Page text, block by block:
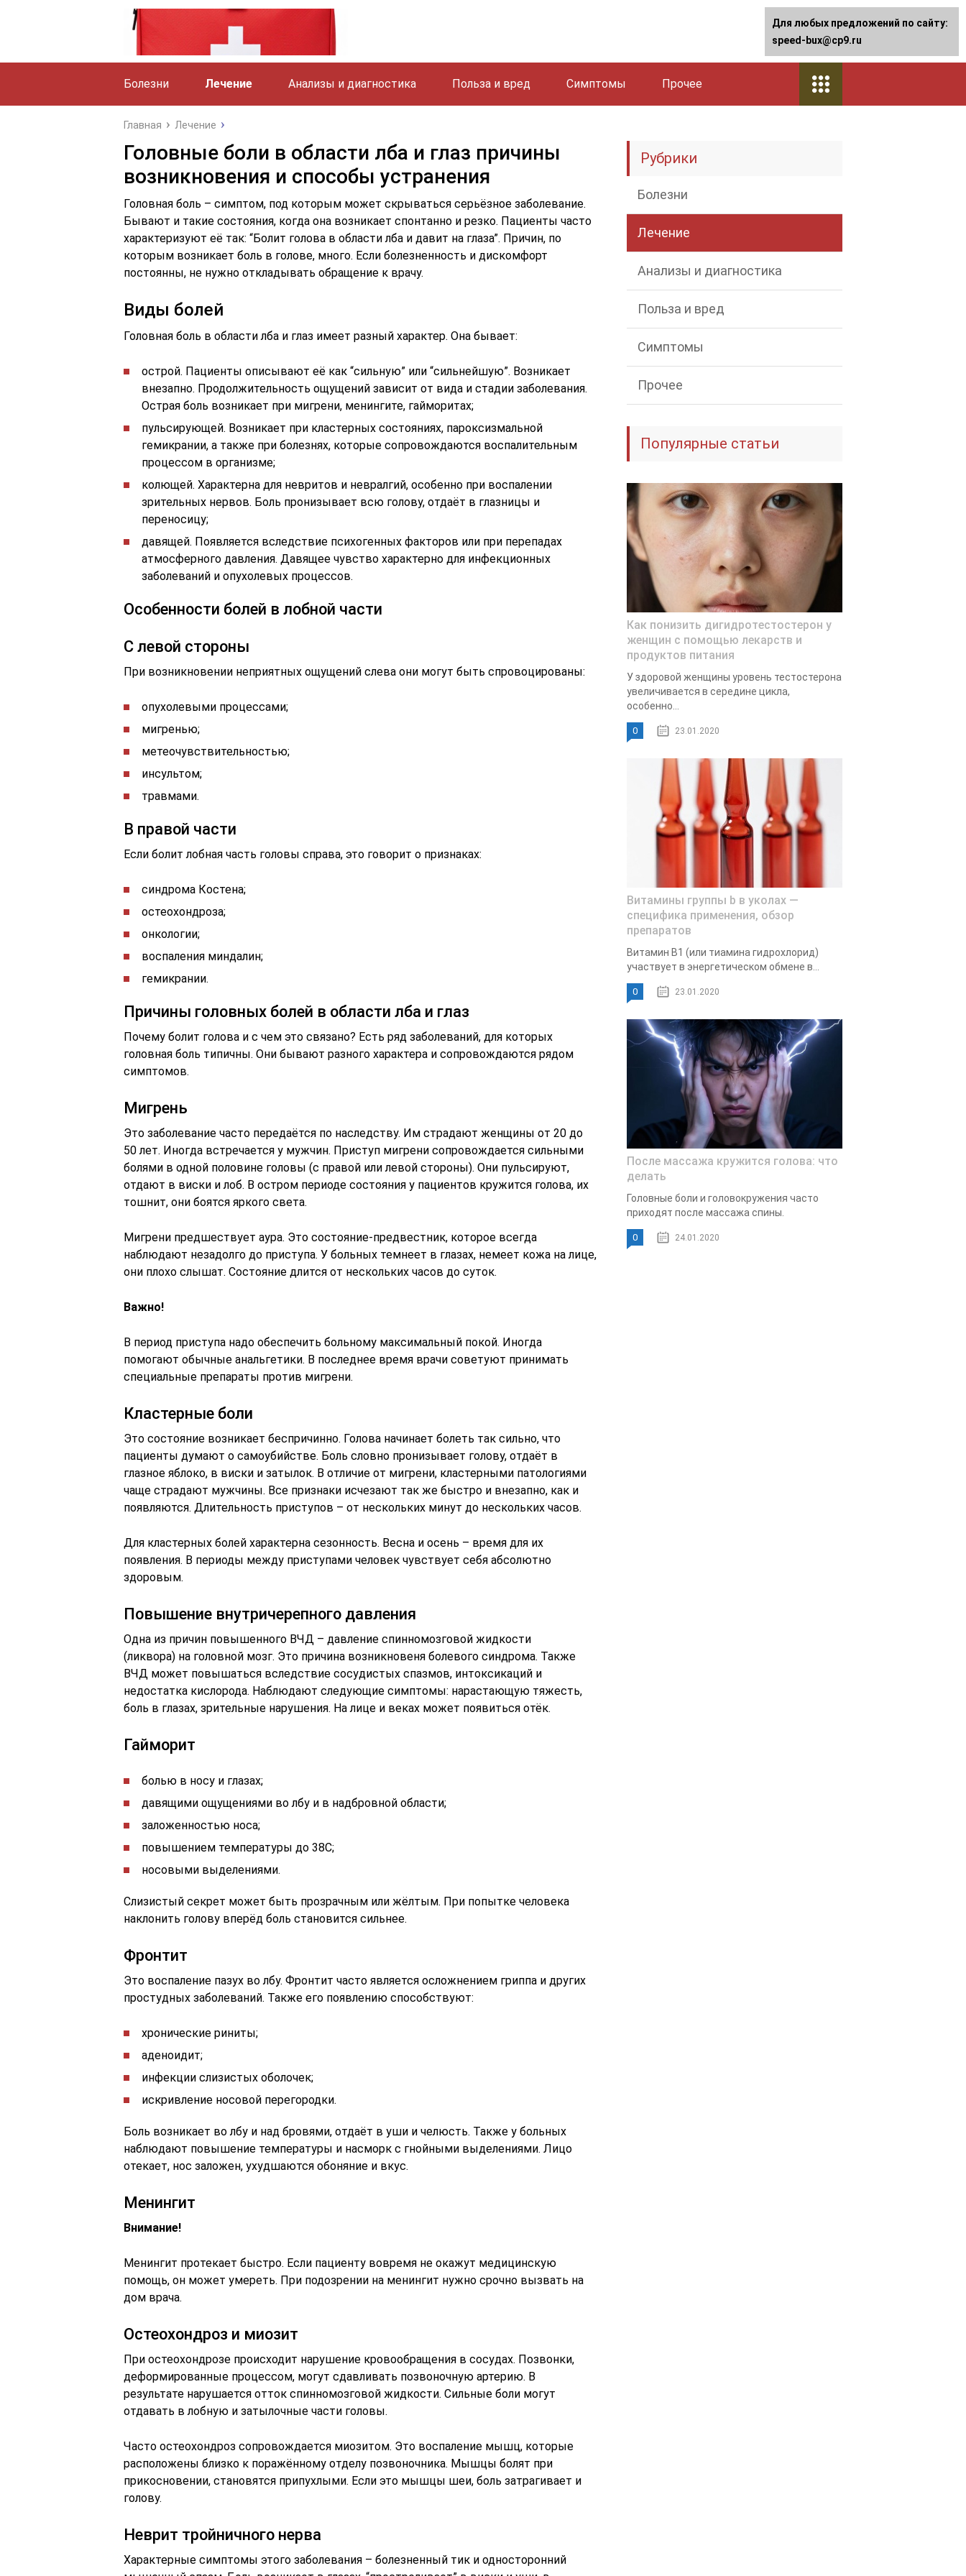
Болезни Лечение Анализы и диагностика Польза и вред Симптомы Прочее
Главная Лечение
Головные боли в области лба и глаз причины
возникновения и способы устранения
Головная боль – симптом, под которым может скрываться серьёзное заболевание.
Бывают и такие состояния, когда она возникает спонтанно и резко. Пациенты часто
характеризуют её так: “Болит голова в области лба и давит на глаза”. Причин, по
которым возникает боль в голове, много. Если болезненность и дискомфорт
постоянны, не нужно откладывать обращение к врачу.
Виды болей
Головная боль в области лба и глаз имеет разный характер. Она бывает:
острой. Пациенты описывают её как “сильную” или “сильнейшую”. Возникает
внезапно. Продолжительность ощущений зависит от вида и стадии заболевания.
Острая боль возникает при мигрени, менингите, гайморитах;
пульсирующей. Возникает при кластерных состояниях, пароксизмальной
гемикрании, а также при болезнях, которые сопровождаются воспалительным
процессом в организме;
колющей. Характерна для невритов и невралгий, особенно при воспалении
зрительных нервов. Боль пронизывает всю голову, отдаёт в глазницы и
переносицу;
давящей. Появляется вследствие психогенных факторов или при перепадах
атмосферного давления. Давящее чувство характерно для инфекционных
заболеваний и опухолевых процессов.
Особенности болей в лобной части
С левой стороны
При возникновении неприятных ощущений слева они могут быть спровоцированы:
опухолевыми процессами;
мигренью;
метеочувствительностью;
инсультом;
травмами.
В правой части
Если болит лобная часть головы справа, это говорит о признаках:
синдрома Костена;
остеохондроза;
онкологии;
воспаления миндалин;
гемикрании.
Причины головных болей в области лба и глаз
Почему болит голова и с чем это связано? Есть ряд заболеваний, для которых
головная боль типичны. Они бывают разного характера и сопровождаются рядом
симптомов.
Мигрень
Это заболевание часто передаётся по наследству. Им страдают женщины от 20 до
50 лет. Иногда встречается у мужчин. Приступ мигрени сопровождается сильными
болями в одной половине головы (с правой или левой стороны). Они пульсируют,
отдают в виски и лоб. В остром периоде состояния у пациентов кружится голова, их
тошнит, они боятся яркого света.
Мигрени предшествует аура. Это состояние-предвестник, которое всегда
наблюдают незадолго до приступа. У больных темнеет в глазах, немеет кожа на лице,
они плохо слышат. Состояние длится от нескольких часов до суток.
Важно!
В период приступа надо обеспечить больному максимальный покой. Иногда
помогают обычные анальгетики. В последнее время врачи советуют принимать
специальные препараты против мигрени.
Кластерные боли
Это состояние возникает беспричинно. Голова начинает болеть так сильно, что
пациенты думают о самоубийстве. Боль словно пронизывает голову, отдаёт в
глазное яблоко, в виски и затылок. В отличие от мигрени, кластерными патологиями
чаще страдают мужчины. Все признаки исчезают так же быстро и внезапно, как и
появляются. Длительность приступов – от нескольких минут до нескольких часов.
Для кластерных болей характерна сезонность. Весна и осень – время для их
появления. В периоды между приступами человек чувствует себя абсолютно
здоровым.
Повышение внутричерепного давления
Одна из причин повышенного ВЧД – давление спинномозговой жидкости
(ликвора) на головной мозг. Это причина возникновеня болевого синдрома. Также
ВЧД может повышаться вследствие сосудистых спазмов, интоксикаций и
недостатка кислорода. Наблюдают следующие симптомы: нарастающую тяжесть,
боль в глазах, зрительные нарушения. На лице и веках может появиться отёк.
Гайморит
болью в носу и глазах;
давящими ощущениями во лбу и в надбровной области;
заложенностью носа;
повышением температуры до 38С;
носовыми выделениями.
Слизистый секрет может быть прозрачным или жёлтым. При попытке человека
наклонить голову вперёд боль становится сильнее.
Фронтит
Это воспаление пазух во лбу. Фронтит часто является осложнением гриппа и других
простудных заболеваний. Также его появлению способствуют:
хронические риниты;
аденоидит;
инфекции слизистых оболочек;
искривление носовой перегородки.
Боль возникает во лбу и над бровями, отдаёт в уши и челюсть. Также у больных
наблюдают повышение температуры и насморк с гнойными выделениями. Лицо
отекает, нос заложен, ухудшаются обоняние и вкус.
Менингит
Внимание!
Менингит протекает быстро. Если пациенту вовремя не окажут медицинскую
помощь, он может умереть. При подозрении на менингит нужно срочно вызвать на
дом врача.
Остеохондроз и миозит
При остеохондрозе происходит нарушение кровообращения в сосудах. Позвонки,
деформированные процессом, могут сдавливать позвоночную артерию. В
результате нарушается отток спинномозговой жидкости. Сильные боли могут
отдавать в лобную и затылочные части головы.
Часто остеохондроз сопровождается миозитом. Это воспаление мышц, которые
расположены близко к поражённому отделу позвоночника. Мышцы болят при
прикосновении, становятся припухлыми. Если это мышцы шеи, боль затрагивает и
голову.
Неврит тройничного нерва
Характерные симптомы этого заболевания – болезненный тик и односторонний
Рубрики
Болезни
Лечение
Анализы и диагностика
Польза и вред
Симптомы
Прочее
Популярные статьи
Как понизить дигидротестостерон у
женщин с помощью лекарств и
продуктов питания
У здоровой женщины уровень тестостерона
увеличивается в середине цикла,
особенно...
0 23.01.2020
Витамины группы b в уколах —
специфика применения, обзор
препаратов
Витамин В1 (или тиамина гидрохлорид)
участвует в энергетическом обмене в...
0 23.01.2020
После массажа кружится голова: что
делать
Головные боли и головокружения часто
приходят после массажа спины.
0 24.01.2020
Для любых предложений по сайту:
speed-bux@cp9.ru